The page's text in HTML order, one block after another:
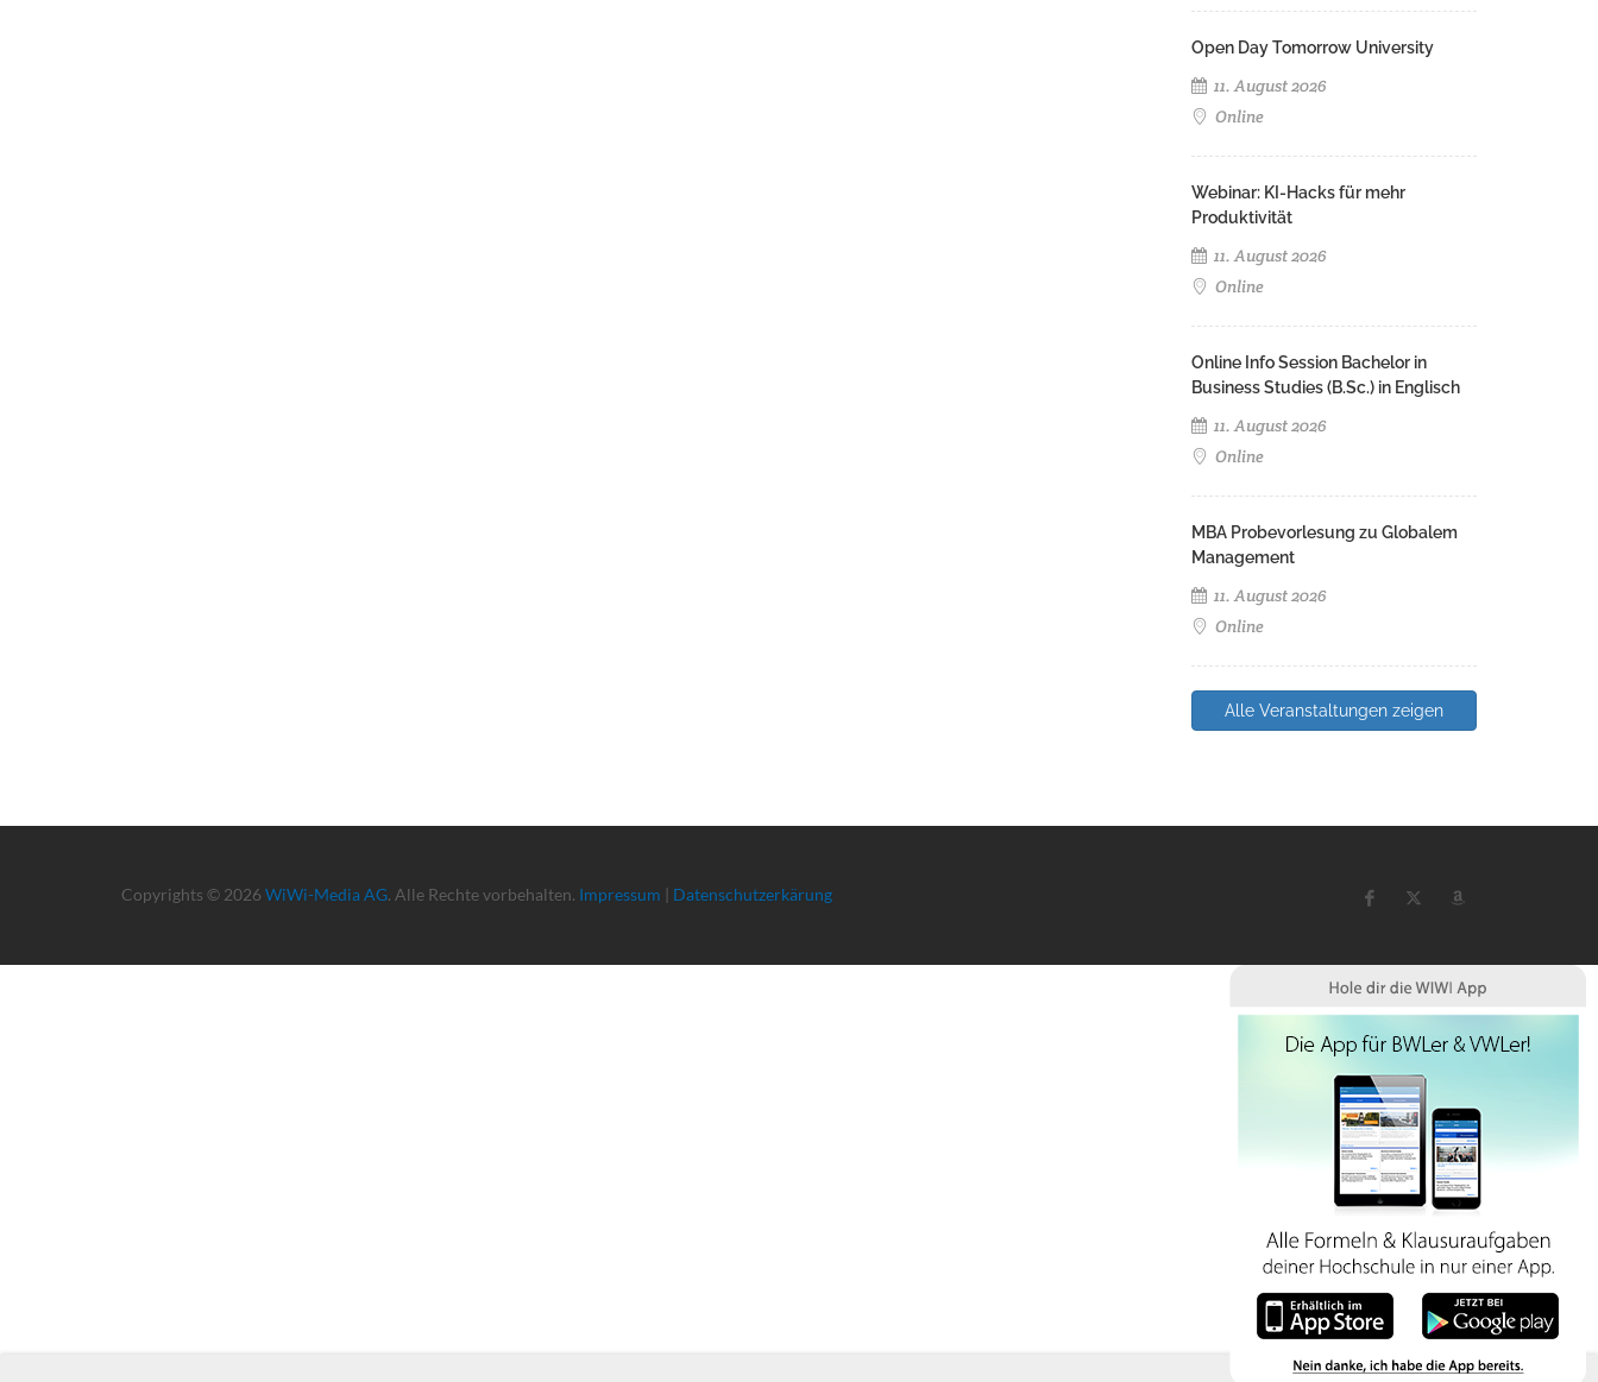
Open Day Tomorrow University
11. August 2026
Online
Webinar: KI-Hacks für mehr
Produktivität
11. August 2026
Online
Online Info Session Bachelor in
Business Studies (B.Sc.) in Englisch
11. August 2026
Online
MBA Probevorlesung zu Globalem
Management
11. August 2026
Online
Alle Veranstaltungen zeigen
Copyrights © 2026 WiWi-Media AG. Alle Rechte vorbehalten. Impressum | Datenschutzerkärung